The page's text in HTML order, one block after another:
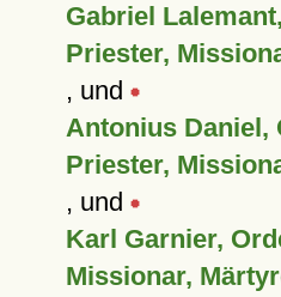
Gabriel
Priester,
, und
Antonius Daniel,
Priester,
, und
Karl Garnier,
Missionar,